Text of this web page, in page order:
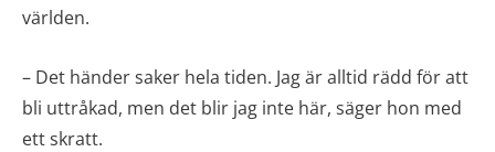
världen.
– Det händer saker hela tiden. Jag är alltid rädd för att
bli uttråkad, men det blir jag inte här, säger hon med
ett skratt.